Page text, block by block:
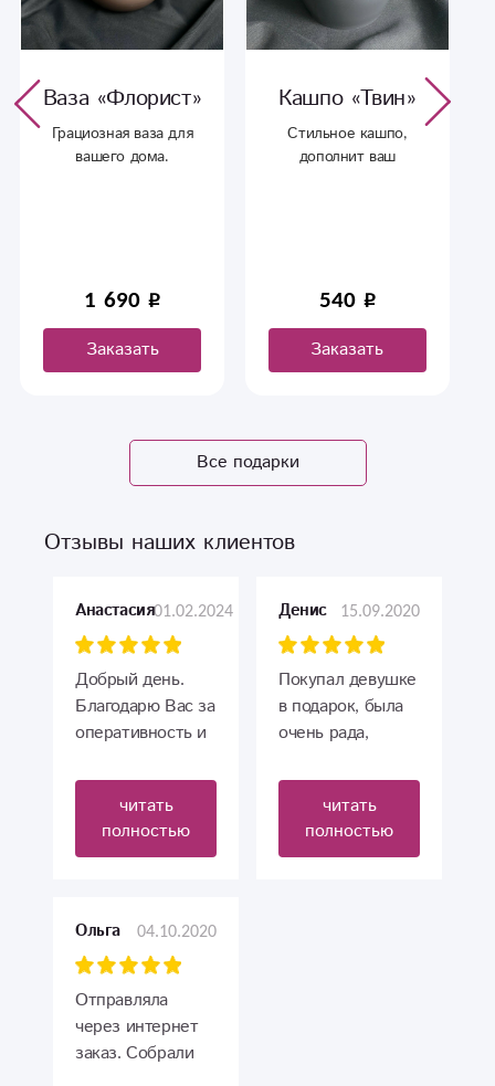
Ваза «Флорист»
Грациозная ваза для
вашего дома.
1 690
Заказать
Кашпо «Твин»
Стильное кашпо,
дополнит ваш
540
Заказать
Все подарки
Отзывы наших клиентов
Анастасия01.02.2024
Добрый день.
Благодарю Вас за
оперативность и
симпатичный
букет.
Пишет Санкт-
Петербург ❤️
читать
полностью
Денис 15.09.2020
Покупал девушке
в подарок, была
очень рада,
от души)
читать
полностью
Ольга 04.10.2020
Отправляла
через интернет
заказ. Собрали